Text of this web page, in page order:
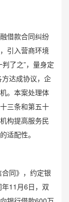
借款合同纠纷
引入营商环境
了之”，量身定
方达成协议，企
。本案处理体
三条和第五十
构提高服务民
适配性。
同》，约定银
年11月6日，双